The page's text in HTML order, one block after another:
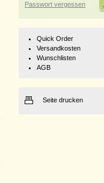
Passwort vergessen
Quick Order
Versandkosten
Wunschlisten
AGB
Seite drucken